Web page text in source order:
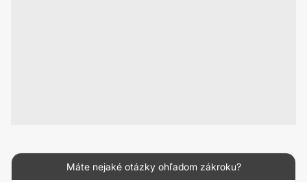
Máte nejaké otázky ohľadom zákroku?